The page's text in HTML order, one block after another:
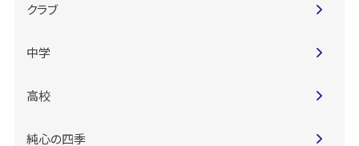
クラブ
中学
高校
純心の四季